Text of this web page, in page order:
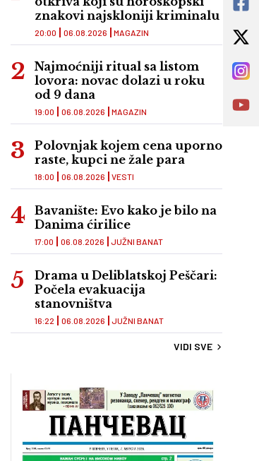
znakovi najskloniji kriminalu
MAGAZIN
20:00 06.08.2026
Najmoćniji ritual sa listom
lovora: novac dolazi u roku
od 9 dana
MAGAZIN
19:00 06.08.2026
Polovnjak kojem cena uporno
raste, kupci ne žale para
VESTI
18:00 06.08.2026
Bavanište: Evo kako je bilo na
Danima ćirilice
JUŽNI BANAT
17:00 06.08.2026
Drama u Deliblatskoj Peščari:
Počela evakuacija
stanovništva
JUŽNI BANAT
16:22 06.08.2026
VIDI SVE